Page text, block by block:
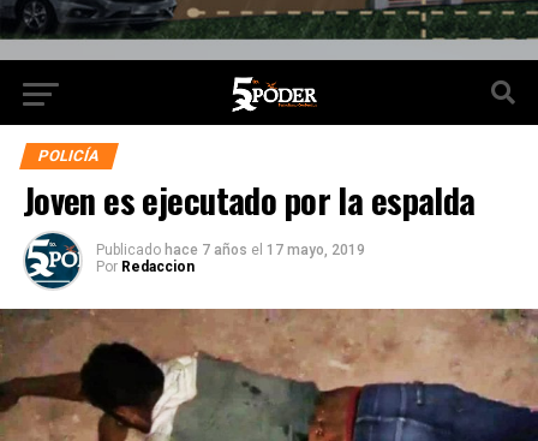
POLICÍA
Joven es ejecutado por la espalda
Publicado hace 7 años el 17 mayo, 2019
Por Redaccion